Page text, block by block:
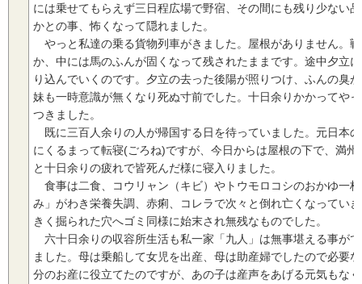
には乗せてもらえず三日程広場で野宿、その間にも残り少ない
かとの事、怖くなって隠れました。
やっと私達の乗る貨物列車がきました。屋根がありません。
か、中には馬のふんが固くなって残されたままです。途中夕立
り込んでいくのです。夕立の去った後陽が照りつけ、ふんの臭
妹も一時意識が無くなり死ぬ寸前でした。十日余りかかってや
つきました。
既に三百人余りの人が帰国する日を待っていました。元日本
にくるまって転寝(ごろね)ですが、今日からは屋根の下で、満
と十日余りの疲れで皆死んだ様に寝入りました。
食事は二食、コウリャン（キビ）やトウモロコシのおかゆ一
み」がわき栄養失調、赤痢、コレラで次々と倒れ亡くなってい
きく掘られた穴へゴミ同様に始末され無残なものでした。
六十日余りの収容所生活も私一家「九人」は無事堪える事が
ました。母は乗船して女児を出産、母は助産婦でしたので必要
分のお産に役立てたのですが、あの子は産声をあげる元気もな